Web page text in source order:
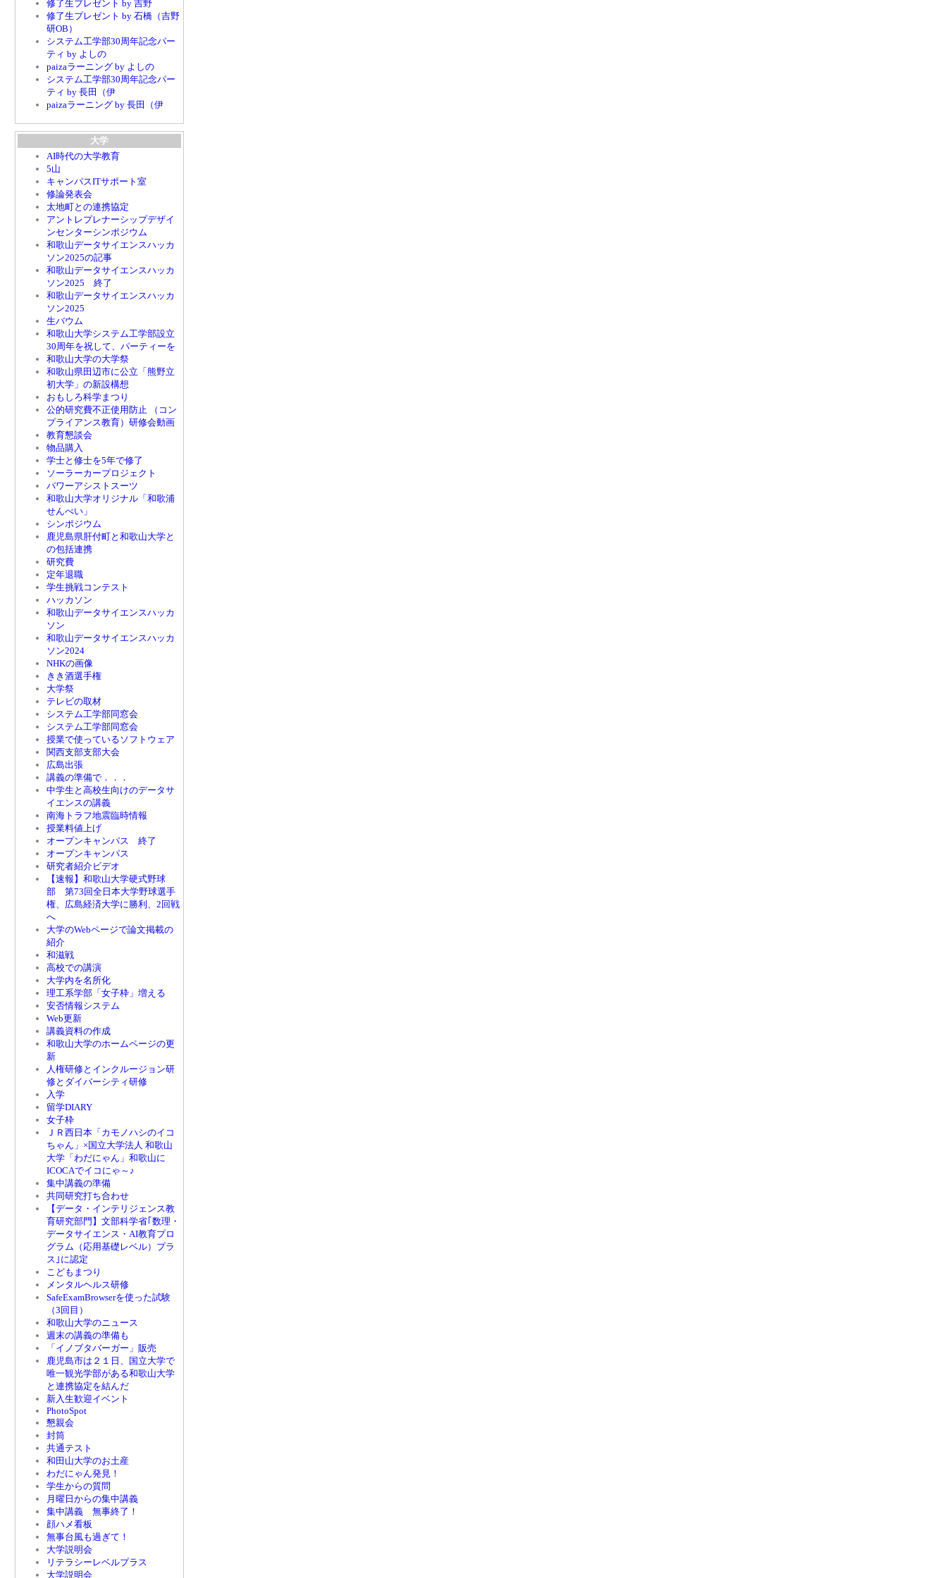
修了生プレゼント by 吉野
修了生プレゼント by 石橋（吉野
研OB）
システム工学部30周年記念パー
ティ by よしの
paizaラーニング by よしの
システム工学部30周年記念パー
ティ by 長田（伊
paizaラーニング by 長田（伊
大学
AI時代の大学教育
5山
キャンパスITサポート室
修論発表会
太地町との連携協定
アントレプレナーシップデザイ
ンセンターシンポジウム
和歌山データサイエンスハッカ
ソン2025の記事
和歌山データサイエンスハッカ
ソン2025 終了
和歌山データサイエンスハッカ
ソン2025
生バウム
和歌山大学システム工学部設立
30周年を祝して、パーティーを
和歌山大学の大学祭
和歌山県田辺市に公立「熊野立
初大学」の新設構想
おもしろ科学まつり
公的研究費不正使用防止 （コン
プライアンス教育）研修会動画
教育懇談会
物品購入
学士と修士を5年で修了
ソーラーカープロジェクト
パワーアシストスーツ
和歌山大学オリジナル「和歌浦
せんべい」
シンポジウム
鹿児島県肝付町と和歌山大学と
の包括連携
研究費
定年退職
学生挑戦コンテスト
ハッカソン
和歌山データサイエンスハッカ
ソン
和歌山データサイエンスハッカ
ソン2024
NHKの画像
きき酒選手権
大学祭
テレビの取材
システム工学部同窓会
システム工学部同窓会
授業で使っているソフトウェア
関西支部支部大会
広島出張
講義の準備で．．．
中学生と高校生向けのデータサ
イエンスの講義
南海トラフ地震臨時情報
授業料値上げ
オープンキャンパス 終了
オープンキャンパス
研究者紹介ビデオ
【速報】和歌山大学硬式野球
部 第73回全日本大学野球選手
権、広島経済大学に勝利、2回戦
へ
大学のWebページで論文掲載の
紹介
和滋戦
高校での講演
大学内を名所化
理工系学部「女子枠」増える
安否情報システム
Web更新
講義資料の作成
和歌山大学のホームページの更
新
人権研修とインクルージョン研
修とダイバーシティ研修
入学
留学DIARY
女子枠
ＪＲ西日本「カモノハシのイコ
ちゃん」×国立大学法人 和歌山
大学「わだにゃん」和歌山に
ICOCAでイコにゃ～♪
集中講義の準備
共同研究打ち合わせ
【データ・インテリジェンス教
育研究部門】文部科学省｢数理・
データサイエンス・AI教育プロ
グラム（応用基礎レベル）プラ
ス｣に認定
こどもまつり
メンタルヘルス研修
SafeExamBrowserを使った試験
（3回目）
和歌山大学のニュース
週末の講義の準備も
「イノブタバーガー」販売
鹿児島市は２１日、国立大学で
唯一観光学部がある和歌山大学
と連携協定を結んだ
新入生歓迎イベント
PhotoSpot
懇親会
封筒
共通テスト
和田山大学のお土産
わだにゃん発見！
学生からの質問
月曜日からの集中講義
集中講義 無事終了！
顔ハメ看板
無事台風も過ぎて！
大学説明会
リテラシーレベルプラス
大学説明会